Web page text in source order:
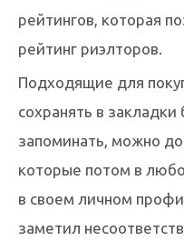
рейтингов, которая
рейтинг риэлторов.
Подходящие для
сохранять в закладки
запоминать, можно
которые потом в
в своем личном
заметил